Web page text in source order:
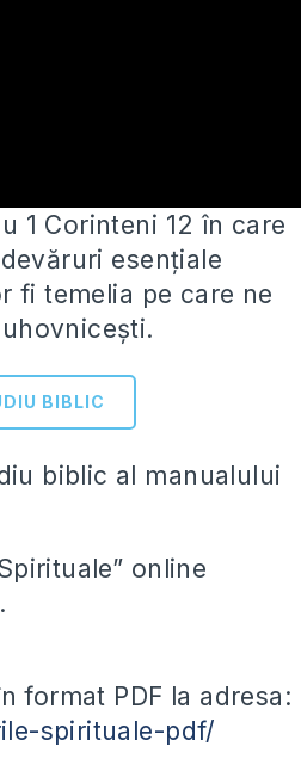
1 Corinteni 12 în care
esențiale
fi temelia pe care ne
BIBLIC
biblic al manualului
online
format PDF la adresa:
spirituale-pdf/